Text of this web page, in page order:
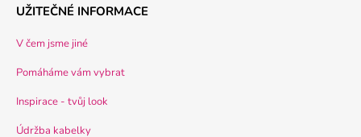
UŽITEČNÉ INFORMACE
V čem jsme jiné
Pomáháme vám vybrat
Inspirace - tvůj look
Údržba kabelky